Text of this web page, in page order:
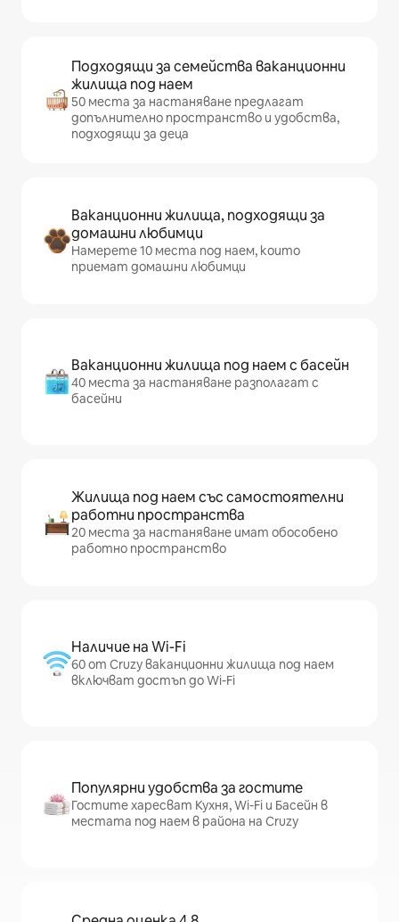
Подходящи за семейства ваканционни
жилища под наем
50 места за настаняване предлагат
допълнително пространство и удобства,
подходящи за деца
Ваканционни жилища, подходящи за
домашни любимци
Намерете 10 места под наем, които
приемат домашни любимци
Ваканционни жилища под наем с басейн
40 места за настаняване разполагат с
басейни
Жилища под наем със самостоятелни
работни пространства
20 места за настаняване имат обособено
работно пространство
Наличие на Wi-Fi
60 от Cruzy ваканционни жилища под наем
включват достъп до Wi-Fi
Популярни удобства за гостите
Гостите харесват Кухня, Wi-Fi и Басейн в
местата под наем в района на Cruzy